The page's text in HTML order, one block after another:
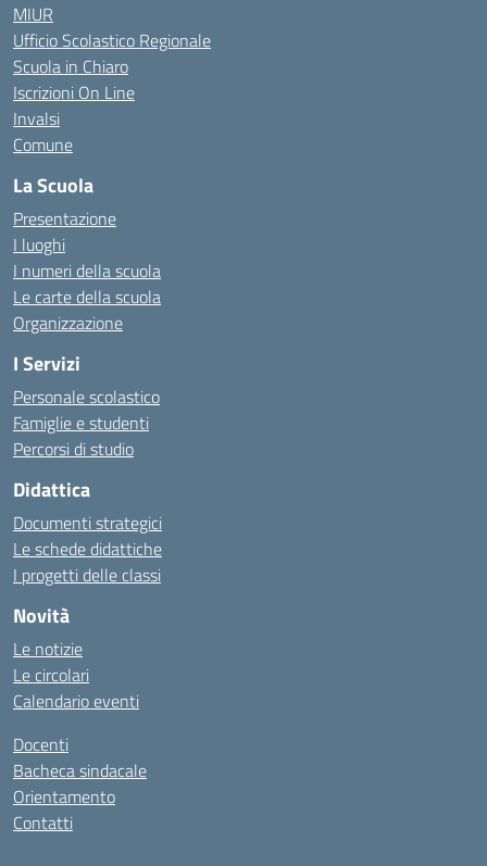
MIUR
Ufficio Scolastico Regionale
Scuola in Chiaro
Iscrizioni On Line
Invalsi
Comune
La Scuola
Presentazione
I luoghi
I numeri della scuola
Le carte della scuola
Organizzazione
I Servizi
Personale scolastico
Famiglie e studenti
Percorsi di studio
Didattica
Documenti strategici
Le schede didattiche
I progetti delle classi
Novità
Le notizie
Le circolari
Calendario eventi
Docenti
Bacheca sindacale
Orientamento
Contatti